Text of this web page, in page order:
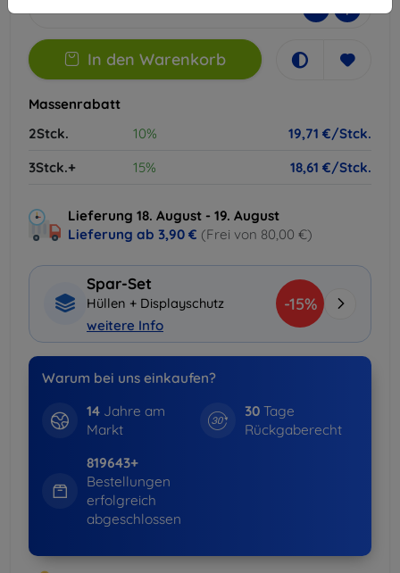
- +
In den Warenkorb
Massenrabatt
2Stck.
10%
19,71 €/Stck.
3Stck.+
15% 18,61 €/Stck.
Lieferung 18. August - 19. August
Lieferung ab 3,90 € (Frei von 80,00 €)
Spar-Set
Hüllen + Displayschutz
weitere Info
-15%
Warum bei uns einkaufen?
14Jahre am
Markt
30 Tage
Rückgaberecht
819643+
Bestellungen
erfolgreich
abgeschlossen